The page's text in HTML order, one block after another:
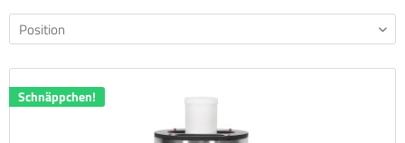
Schnäppchen!